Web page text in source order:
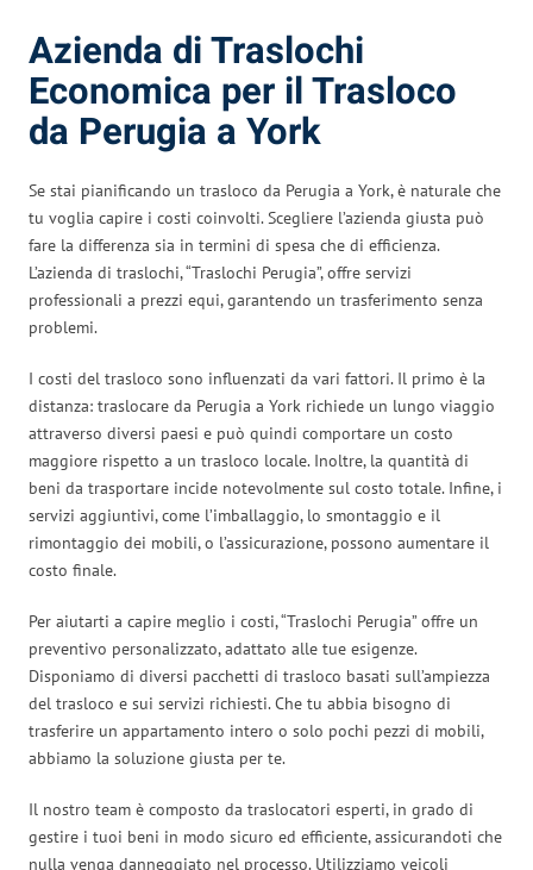
Azienda di Traslochi
Economica per il Trasloco
da Perugia a York
Se stai pianificando un trasloco da Perugia a York, è naturale che
tu voglia capire i costi coinvolti. Scegliere l’azienda giusta può
fare la differenza sia in termini di spesa che di efficienza.
L’azienda di traslochi, “Traslochi Perugia”, offre servizi
professionali a prezzi equi, garantendo un trasferimento senza
problemi.
I costi del trasloco sono influenzati da vari fattori. Il primo è la
distanza: traslocare da Perugia a York richiede un lungo viaggio
attraverso diversi paesi e può quindi comportare un costo
maggiore rispetto a un trasloco locale. Inoltre, la quantità di
beni da trasportare incide notevolmente sul costo totale. Infine, i
servizi aggiuntivi, come l’imballaggio, lo smontaggio e il
rimontaggio dei mobili, o l’assicurazione, possono aumentare il
costo finale.
Per aiutarti a capire meglio i costi, “Traslochi Perugia” offre un
preventivo personalizzato, adattato alle tue esigenze.
Disponiamo di diversi pacchetti di trasloco basati sull’ampiezza
del trasloco e sui servizi richiesti. Che tu abbia bisogno di
trasferire un appartamento intero o solo pochi pezzi di mobili,
abbiamo la soluzione giusta per te.
Il nostro team è composto da traslocatori esperti, in grado di
gestire i tuoi beni in modo sicuro ed efficiente, assicurandoti che
nulla venga danneggiato nel processo. Utilizziamo veicoli